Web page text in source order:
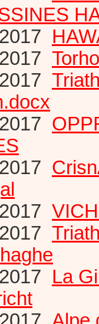
La